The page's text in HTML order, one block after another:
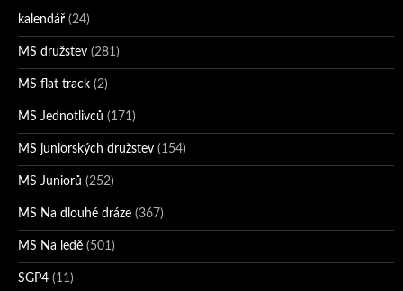
kalendář (24)
MS družstev (281)
MS flat track (2)
MS Jednotlivců (171)
MS juniorských družstev (154)
MS Juniorů (252)
MS Na dlouhé dráze (367)
MS Na ledě (501)
SGP4 (11)